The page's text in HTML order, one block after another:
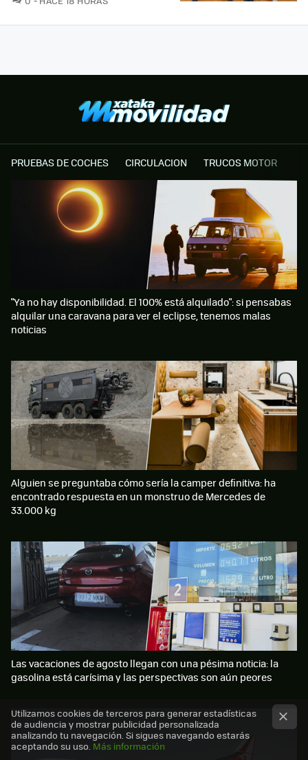
PRUEBAS DE COCHES CIRCULACION TRUCOS MOTOR
"Ya no hay disponibilidad. El 100% está alquilado": si pensabas
alquilar una caravana para ver el eclipse, tenemos malas
noticias
Alguien se preguntaba cómo sería la camper definitiva: ha
encontrado respuesta en un monstruo de Mercedes de
33.000 kg
Las vacaciones de agosto llegan con una pésima noticia: la
gasolina está carísima y las perspectivas son aún peores
Utilizamos cookies de terceros para generar estadísticas
de audiencia y mostrar publicidad personalizada
analizando tu navegación. Si sigues navegando estarás
aceptando su uso. Más información